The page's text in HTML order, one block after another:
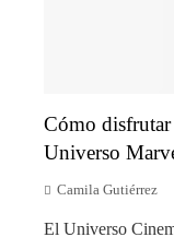
Cómo
Universo
Camila Gutiérrez
El Universo